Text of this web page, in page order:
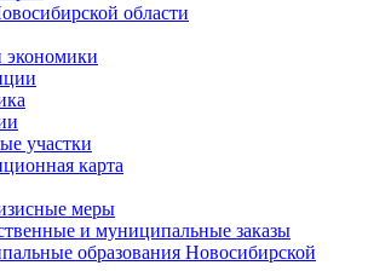
области
экономики
участки
карта
меры
и муниципальные заказы
образования Новосибирской